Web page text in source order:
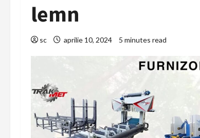
lemn
sc aprilie 10, 2024 5 minutes read